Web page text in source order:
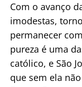
Com o avanço
imodestas,
permanecer
pureza é uma
católico, e São
que sem ela